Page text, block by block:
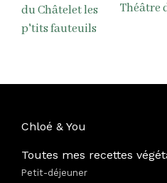
Théâtre
Chloé & You
Toutes mes recettes
Petit-déjeuner